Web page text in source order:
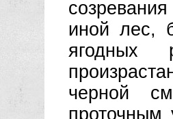
иной лес,
ягодных
черной
проточным